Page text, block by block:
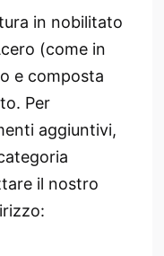
in nobilitato
(come in
e composta
Per
aggiuntivi,
il nostro